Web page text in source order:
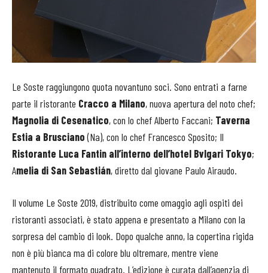
Le Soste raggiungono quota novantuno soci. Sono entrati a farne
parte il ristorante Cracco a Milano, nuova apertura del noto chef;
Magnolia di Cesenatico, con lo chef Alberto Faccani; Taverna
Estia a Brusciano(Na), con lo chef Francesco Sposito; Il
Ristorante Luca Fantin all’interno dell’hotel Bvlgari Tokyo;
Amelia di San Sebastián, diretto dal giovane Paulo Airaudo.
Il volume Le Soste 2019, distribuito come omaggio agli ospiti dei
ristoranti associati, è stato appena e presentato a Milano con la
sorpresa del cambio di look. Dopo qualche anno, la copertina rigida
non è più bianca ma di colore blu oltremare, mentre viene
mantenuto il formato quadrato. L’edizione è curata dall’agenzia di